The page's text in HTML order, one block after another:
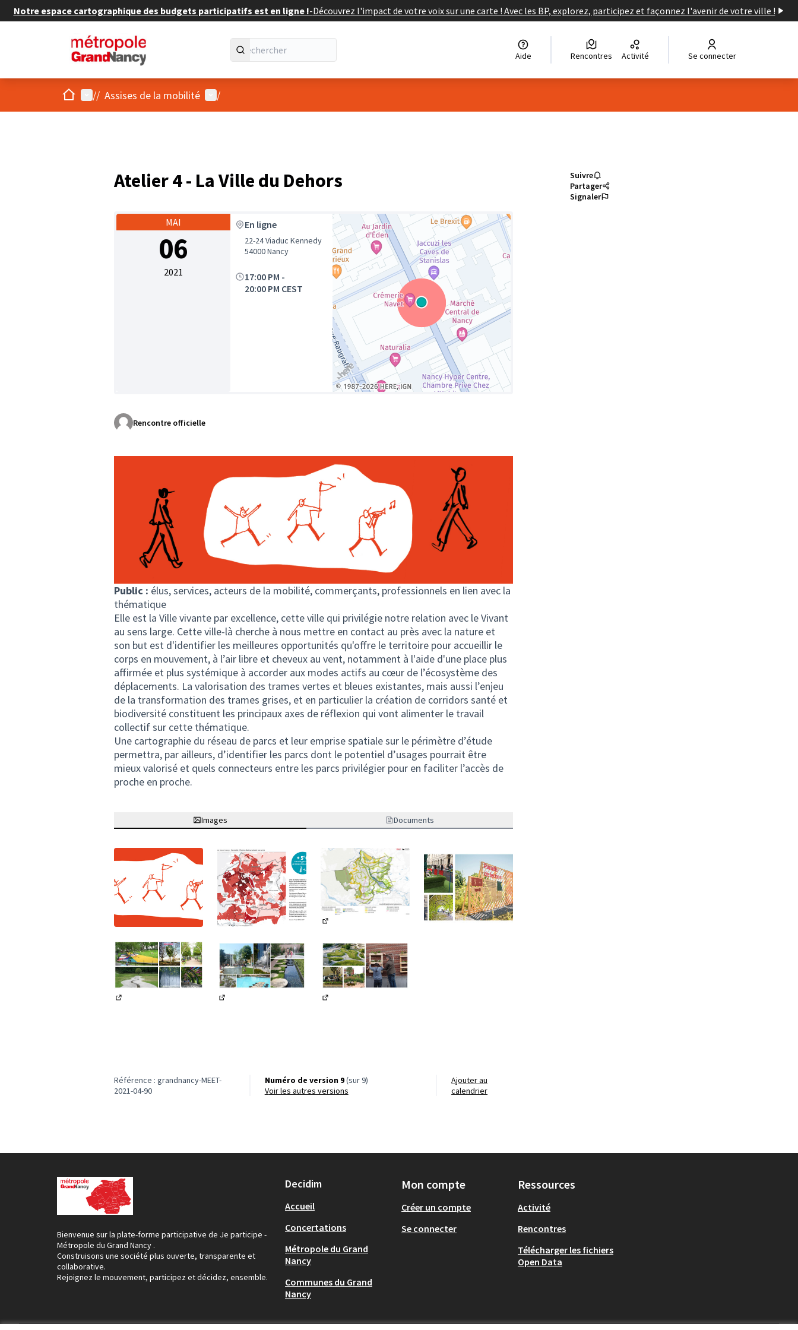
Notre espace cartographique des budgets participatifs est en ligne !-Découvrez l'impact de votre voix sur une carte ! Avec les BP, explorez, participez et façonnez l'avenir de votre ville !
Aide Rencontres Activité Se connecter
AccueilMenu principal
// Assises de la mobilité Menu utilisateur
/
Atelier 4 - La Ville du Dehors
MAI
06
2021
En ligne
22-24 Viaduc Kennedy
54000 Nancy
17:00 PM -
20:00 PM CEST
Rencontre officielle
Public : élus, services, acteurs de la mobilité, commerçants, professionnels en lien avec la
thématique
Elle est la Ville vivante par excellence, cette ville qui privilégie notre relation avec le Vivant
au sens large. Cette ville-là cherche à nous mettre en contact au près avec la nature et
son but est d'identifier les meilleures opportunités qu'offre le territoire pour accueillir le
corps en mouvement, à l’air libre et cheveux au vent, notamment à l'aide d'une place plus
affirmée et plus systémique à accorder aux modes actifs au cœur de l’écosystème des
déplacements. La valorisation des trames vertes et bleues existantes, mais aussi l’enjeu
de la transformation des trames grises, et en particulier la création de corridors santé et
biodiversité constituent les principaux axes de réflexion qui vont alimenter le travail
collectif sur cette thématique.
Une cartographie du réseau de parcs et leur emprise spatiale sur le périmètre d’étude
permettra, par ailleurs, d’identifier les parcs dont le potentiel d’usages pourrait être
mieux valorisé et quels connecteurs entre les parcs privilégier pour en faciliter l’accès de
proche en proche.
Images Documents
(Lien externe) (Lien externe)
Suivre
Partager
Signaler
Référence : grandnancy-MEET-
2021-04-90
Numéro de version 9(sur 9)
voir les autres versions
Ajouter au
calendrier
Bienvenue sur la plate-forme participative de Je participe -
Métropole du Grand Nancy .
Construisons une société plus ouverte, transparente et
collaborative.
Rejoignez le mouvement, participez et décidez, ensemble.
Decidim
Accueil
Concertations
Métropole du Grand
Nancy
Communes du Grand
Nancy
Mon compte
Créer un compte
Se connecter
Ressources
Activité
Rencontres
Télécharger les fichiers
Open Data